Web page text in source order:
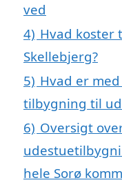
ved
4) Hvad koster
Skellebjerg?
5) Hvad er
tilbygning til
6) Oversigt
hele Sorø